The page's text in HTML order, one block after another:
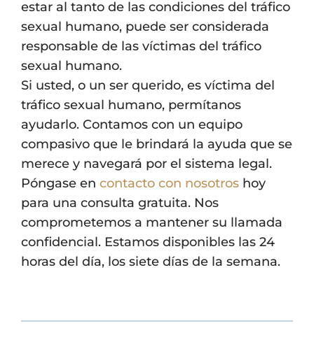
estar al tanto de las condiciones del tráfico
sexual humano, puede ser considerada
responsable de las víctimas del tráfico
sexual humano.
Si usted, o un ser querido, es víctima del
tráfico sexual humano, permítanos
ayudarlo. Contamos con un equipo
compasivo que le brindará la ayuda que se
merece y navegará por el sistema legal.
Póngase en contacto con nosotros hoy
para una consulta gratuita. Nos
comprometemos a mantener su llamada
confidencial. Estamos disponibles las 24
horas del día, los siete días de la semana.